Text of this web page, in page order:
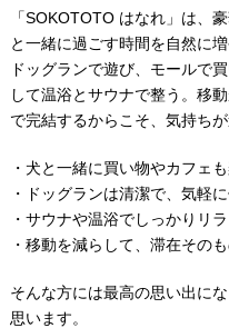
「SOKOTOTO はなれ」は、
と一緒に過ごす時間を自然に
ドッグランで遊び、モールで
して温浴とサウナで整う。移
で完結するからこそ、気持ち
・犬と一緒に買い物やカフェ
・ドッグランは清潔で、気軽
・サウナや温浴でしっかりリ
・移動を減らして、滞在その
そんな方には最高の思い出に
思います。